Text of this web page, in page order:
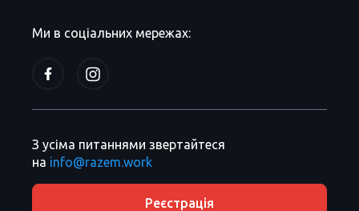
Ми в соціальних мережах:
З усіма питаннями звертайтеся
на info@razem.work
Реєстрація